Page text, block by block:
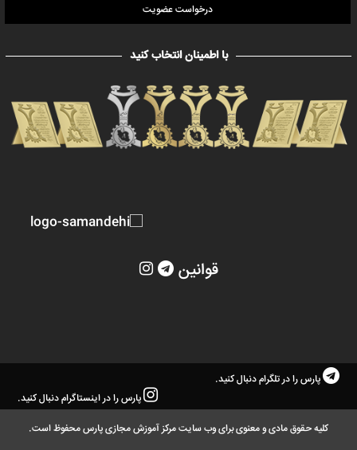
درخواست عضویت
با اطمینان انتخاب کنید
قوانین
پارس را در تلگرام دنبال کنید.
پارس را در اینستاگرام دنبال کنید.
کلیه حقوق مادی و معنوی برای وب سایت مرکز آموزش مجازی پارس محفوظ است.